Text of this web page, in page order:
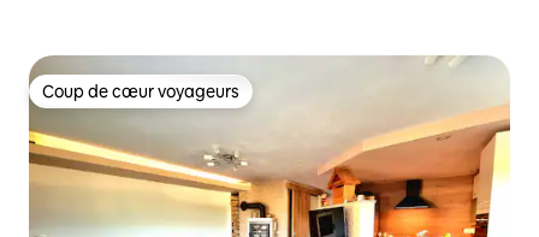
Coup de cœur voyageurs
Coup de cœur voyageurs